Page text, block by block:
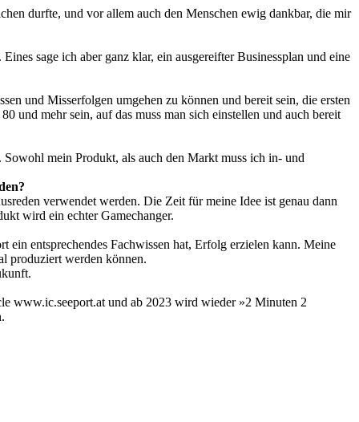
durfte, und vor allem auch den Menschen ewig dankbar, die mir
sage ich aber ganz klar, ein ausgereifter Businessplan und eine
und Misserfolgen umgehen zu können und bereit sein, die ersten
und mehr sein, auf das muss man sich einstellen und auch bereit
mein Produkt, als auch den Markt muss ich in- und
verwendet werden. Die Zeit für meine Idee ist genau dann
wird ein echter Gamechanger.
entsprechendes Fachwissen hat, Erfolg erzielen kann. Meine
produziert werden können.
www.ic.seeport.at und ab 2023 wird wieder »2 Minuten 2